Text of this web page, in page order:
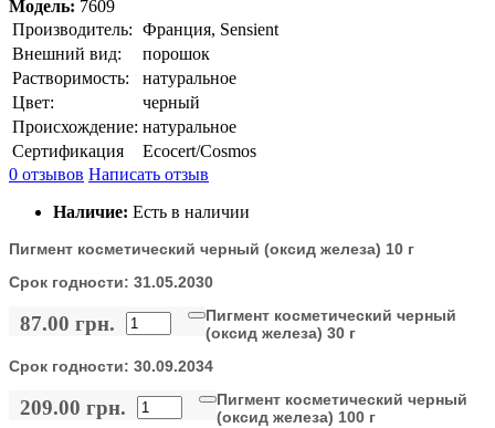
Модель: 7609
Производитель: Франция, Sensient
Внешний вид:
порошок
Растворимость:
натуральное
Цвет:
черный
Происхождение: натуральное
Сертификация
Ecocert/Cosmos
0 отзывов Написать отзыв
Наличие: Есть в наличии
Пигмент косметический черный (оксид железа) 10 г
Срок годности: 31.05.2030
87.00 грн.
Пигмент косметический черный
(оксид железа) 30 г
Срок годности: 30.09.2034
209.00 грн.
Пигмент косметический черный
(оксид железа) 100 г